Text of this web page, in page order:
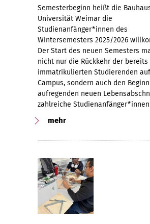
Semesterbeginn heißt die
Universität Weimar die
Studienanfänger*innen des
Wintersemesters 2025/2026
Der Start des neuen Semesters
nicht nur die Rückkehr der bereits
immatrikulierten Studierenden
Campus, sondern auch den
aufregenden neuen
zahlreiche
mehr